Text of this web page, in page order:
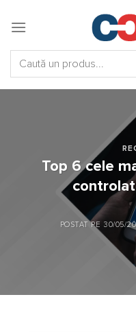
Top 6 cele
POSTAT PE 30/05/